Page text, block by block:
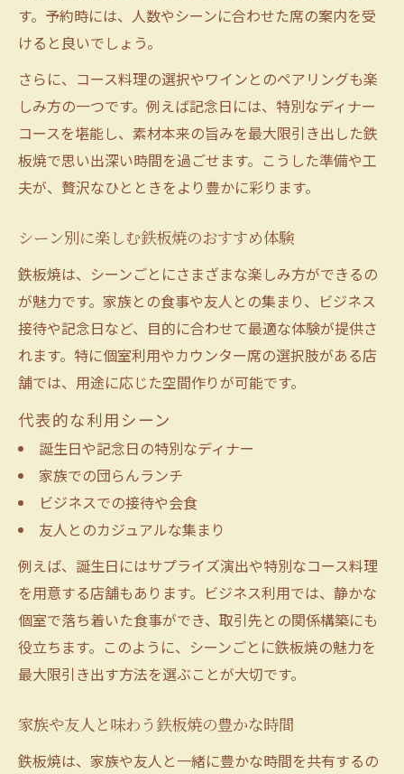
す。予約時には、人数やシーンに合わせた席の案内を受
けると良いでしょう。
さらに、コース料理の選択やワインとのペアリングも楽
しみ方の一つです。例えば記念日には、特別なディナー
コースを堪能し、素材本来の旨みを最大限引き出した鉄
板焼で思い出深い時間を過ごせます。こうした準備や工
夫が、贅沢なひとときをより豊かに彩ります。
シーン別に楽しむ鉄板焼のおすすめ体験
鉄板焼は、シーンごとにさまざまな楽しみ方ができるの
が魅力です。家族との食事や友人との集まり、ビジネス
接待や記念日など、目的に合わせて最適な体験が提供さ
れます。特に個室利用やカウンター席の選択肢がある店
舗では、用途に応じた空間作りが可能です。
代表的な利用シーン
誕生日や記念日の特別なディナー
家族での団らんランチ
ビジネスでの接待や会食
友人とのカジュアルな集まり
例えば、誕生日にはサプライズ演出や特別なコース料理
を用意する店舗もあります。ビジネス利用では、静かな
個室で落ち着いた食事ができ、取引先との関係構築にも
役立ちます。このように、シーンごとに鉄板焼の魅力を
最大限引き出す方法を選ぶことが大切です。
家族や友人と味わう鉄板焼の豊かな時間
鉄板焼は、家族や友人と一緒に豊かな時間を共有するの